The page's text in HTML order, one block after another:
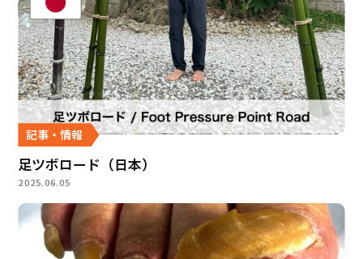
記事・情報
足ツボロード（日本）
2025.06.05